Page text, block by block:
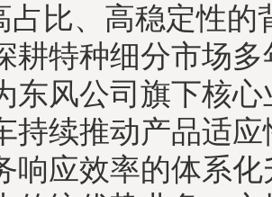
占比、高稳定性的
耕特种细分市场
东风公司旗下核
持续推动产品适
响应效率的体系